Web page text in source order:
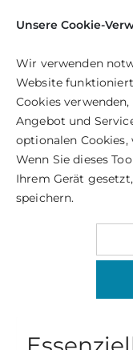
Unsere Cookie-
Wir verwenden
Website
Cookies
Angebot und
optionalen Cookies,
Wenn Sie dieses
Ihrem Gerät
speichern.